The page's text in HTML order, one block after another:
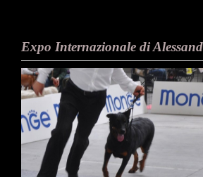
Expo Internazionale di